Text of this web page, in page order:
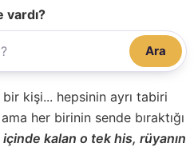
vardı?
Ara
kişi... hepsinin ayrı tabiri
her birinin sende bıraktığı
kalan o tek his, rüyanın